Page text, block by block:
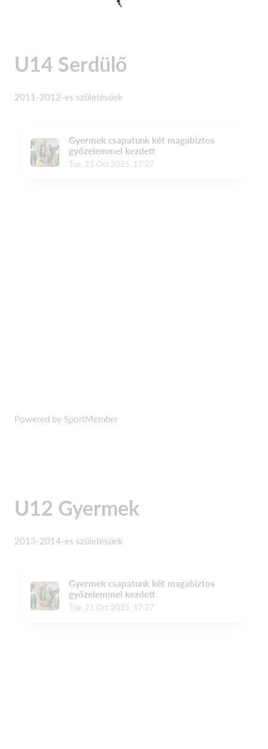
U14 Serdülő
2011-2012-es születésűek
Powered by SportMember
U12 Gyermek
2013-2014-es születésűek